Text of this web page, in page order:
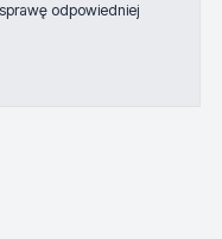
odpowiedniej